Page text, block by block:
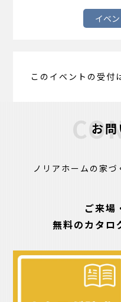
イベ
このイベントの受付
お
ノリアホームの家
ご来場
無料のカタロ